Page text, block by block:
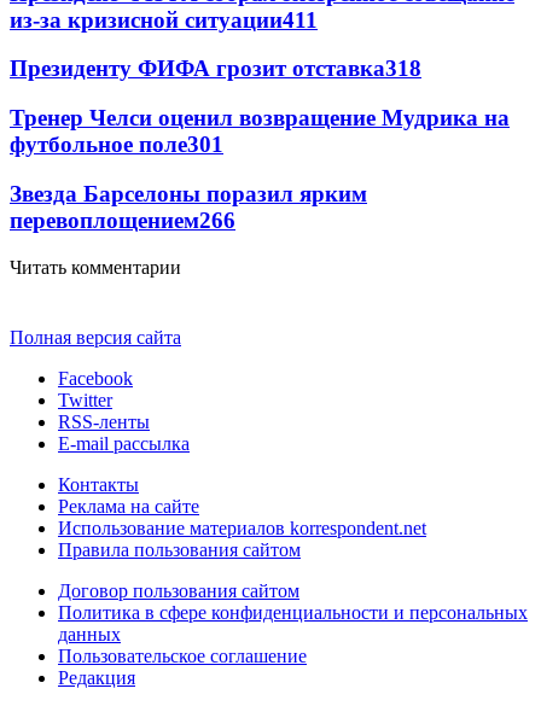
из-за кризисной ситуации411
Президенту ФИФА грозит отставка318
Тренер Челси оценил возвращение Мудрика на
футбольное поле301
Звезда Барселоны поразил ярким
перевоплощением266
Читать комментарии
Полная версия сайта
Facebook
Twitter
RSS-ленты
E-mail рассылка
Контакты
Реклама на сайте
Использование материалов korrespondent.net
Правила пользования сайтом
Договор пользования сайтом
Политика в сфере конфиденциальности и персональных
данных
Пользовательское соглашение
Редакция